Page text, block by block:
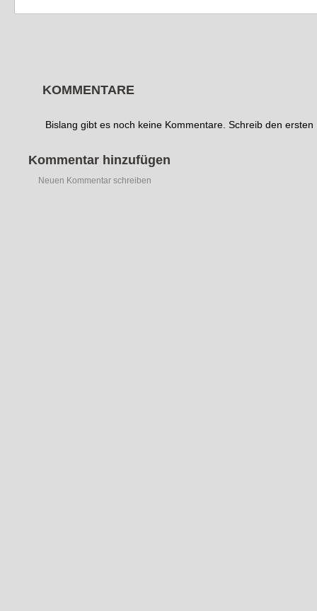
KOMMENTARE
Bislang gibt es noch keine Kommentare. Schreib den ersten
Kommentar hinzufügen
Neuen Kommentar schreiben